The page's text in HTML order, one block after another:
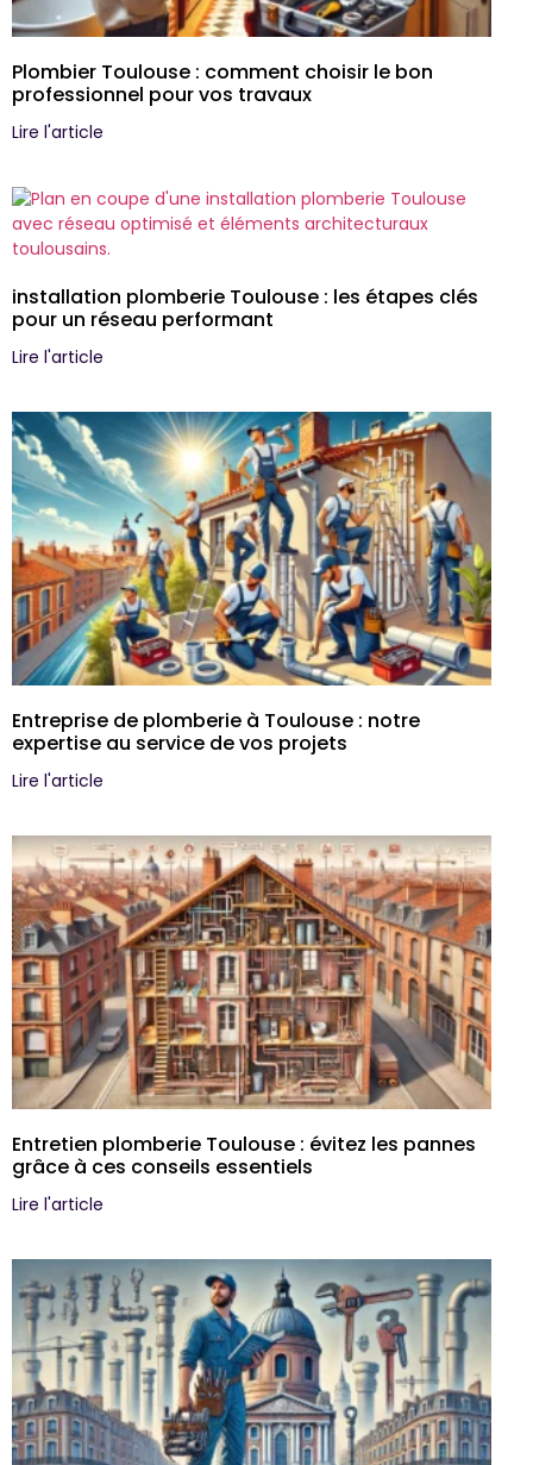
Plombier Toulouse : comment choisir le bon
professionnel pour vos travaux
Lire l'article
installation plomberie Toulouse : les étapes clés
pour un réseau performant
Lire l'article
Entreprise de plomberie à Toulouse : notre
expertise au service de vos projets
Lire l'article
Entretien plomberie Toulouse : évitez les pannes
grâce à ces conseils essentiels
Lire l'article